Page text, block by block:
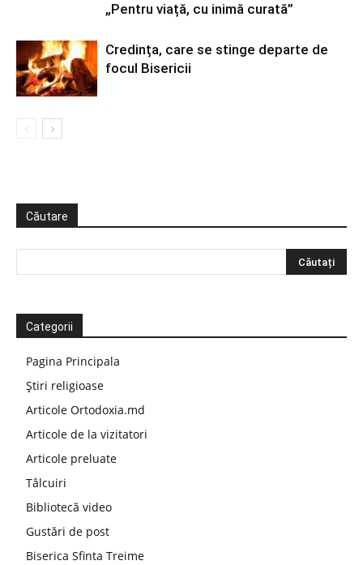
„Pentru viață, cu inimă curată”
Credința, care se stinge departe de
focul Bisericii
Căutare
Categorii
Pagina Principala
Știri religioase
Articole Ortodoxia.md
Articole de la vizitatori
Articole preluate
Tâlcuiri
Bibliotecă video
Gustări de post
Biserica Sfinta Treime